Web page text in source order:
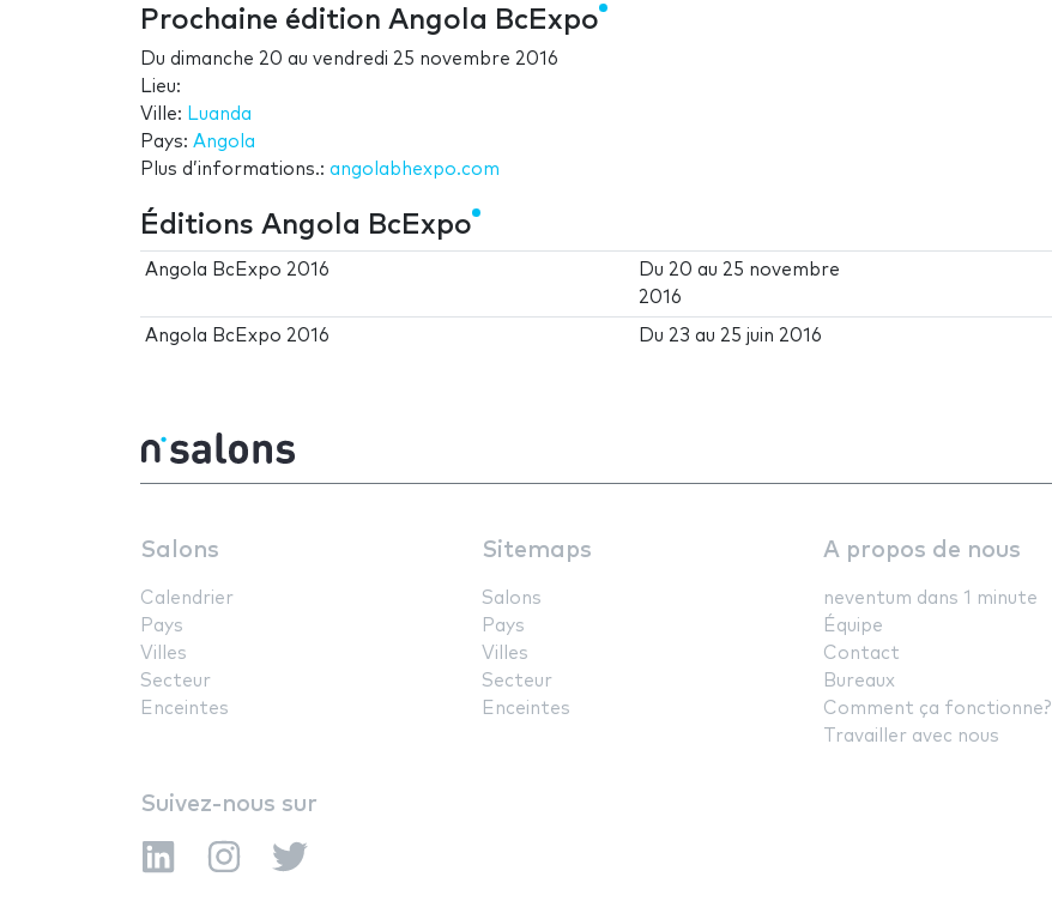
Prochaine édition Angola BcExpo
Du dimanche 20 au vendredi 25 novembre 2016
Lieu:
Ville: Luanda
Pays: Angola
Plus d’informations.: angolabhexpo.com
Éditions Angola BcExpo
Angola BcExpo 2016 Du 20 au 25 novembre
2016
Angola BcExpo 2016 Du 23 au 25 juin 2016
Salons
Calendrier
Pays
Villes
Secteur
Enceintes
Sitemaps
Salons
Pays
Villes
Secteur
Enceintes
A propos de nous
neventum dans 1 minute
Équipe
Contact
Bureaux
Comment ça fonctionne?
Travailler avec nous
Suivez-nous sur